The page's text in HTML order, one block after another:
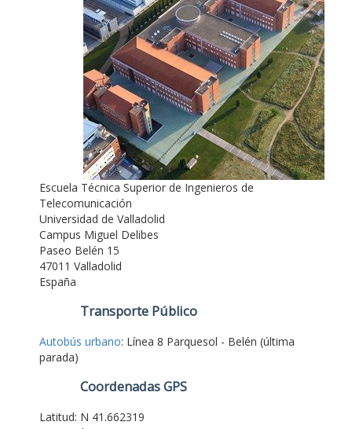
Escuela Técnica Superior de Ingenieros de
Telecomunicación
Universidad de Valladolid
Campus Miguel Delibes
Paseo Belén 15
47011 Valladolid
España
Transporte Público
Autobús urbano: Línea 8 Parquesol - Belén (última
parada)
Coordenadas GPS
Latitud: N 41.662319